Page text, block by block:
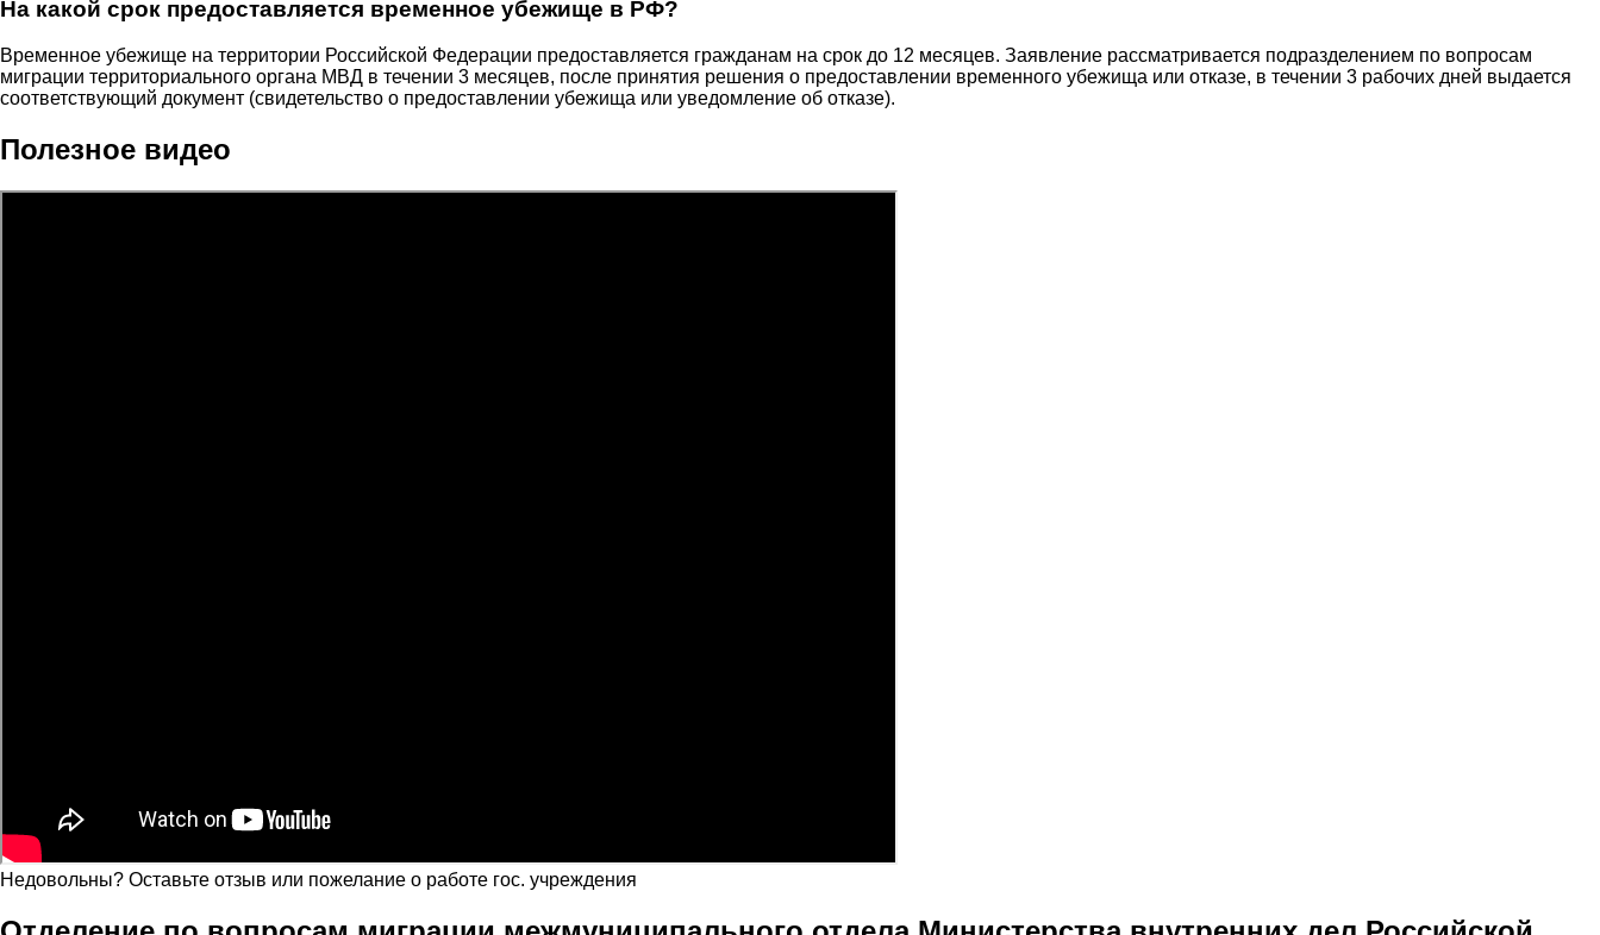
На какой срок предоставляется временное убежище в РФ?
Временное убежище на территории Российской Федерации предоставляется гражданам на срок до 12 месяцев. Заявление рассматривается подразделением по вопросам
миграции территориального органа МВД в течении 3 месяцев, после принятия решения о предоставлении временного убежища или отказе, в течении 3 рабочих дней выдается
соответствующий документ (свидетельство о предоставлении убежища или уведомление об отказе).
Полезное видео
Недовольны? Оставьте отзыв или пожелание о работе гос. учреждения